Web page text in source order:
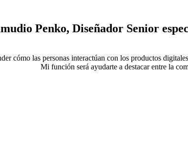
Penko, Diseñador Senior
cómo las personas interactúan con los productos
Mi función será ayudarte a destacar entre la